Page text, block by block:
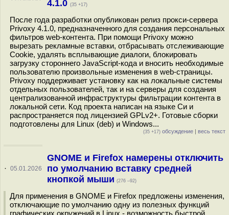
4.1.0 (35 +17)
После года разработки опубликован релиз прокси-сервера
Privoxy 4.1.0, предназначенного для создания персональных
фильтров web-контента. При помощи Privoxy можно
вырезать рекламные вставки, отбрасывать отслеживающие
Cookie, удалять всплывающие диалоги, блокировать
загрузку стороннего JavaScript-кода и вносить необходимые
пользователю произвольные изменения в web-страницы.
Privoxy поддерживает установку как на локальные системы
отдельных пользователей, так и на серверы для создания
централизованной инфраструктуры фильтрации контента в
локальной сети. Код проекта написан на языке Си и
распространяется под лицензией GPLv2+. Готовые сборки
подготовлены для Linux (deb) и Windows...
(35 +17) обсуждение | весь текст
· 05.01.2026
GNOME и Firefox намерены отключить
по умолчанию вставку средней
кнопкой мыши (276 –92)
Для применения в GNOME и Firefox предложены изменения,
отключающие по умолчанию одну из полезных функций
графических окружений в Linux - возможность быстрой